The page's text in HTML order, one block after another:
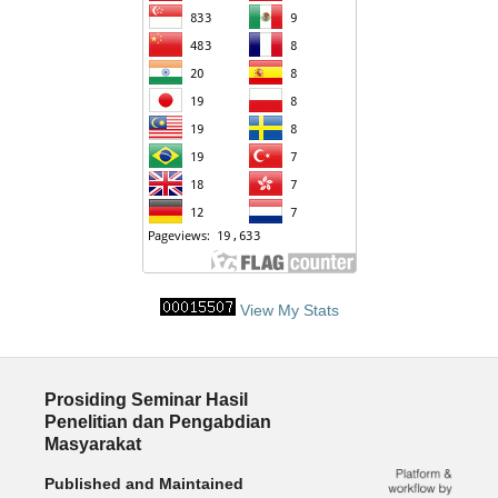
View My Stats
Prosiding Seminar Hasil
Penelitian dan Pengabdian
Masyarakat
Published and Maintained